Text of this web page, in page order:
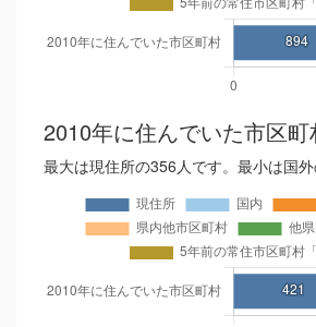
2010年に住んでいた市区町
最大は現住所の356人です。最小は国外